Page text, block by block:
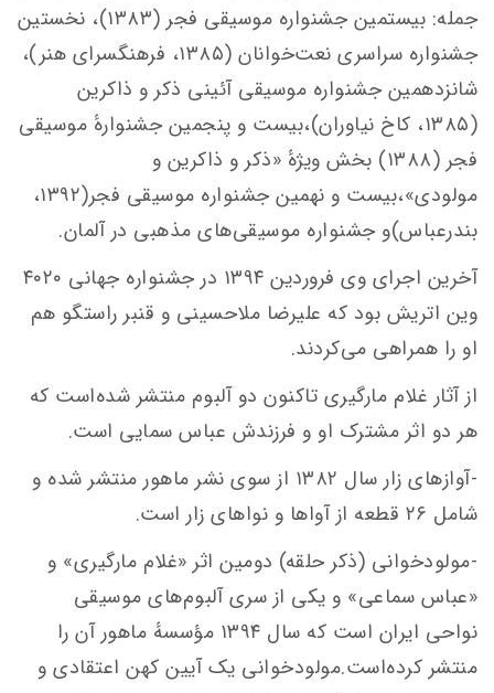
جمله: بیستمین جشنواره موسیقی فجر (۱۳۸۳)، نخستین
جشنواره سراسری نعت‌خوانان (۱۳۸۵، فرهنگسرای هنر)،
شانزدهمین جشنواره موسیقی آئینی ذکر و ذاکرین
(۱۳۸۵، کاخ نیاوران)،بیست و پنجمین جشنوارهٔ موسیقی
فجر (۱۳۸۸) بخش ویژهٔ «ذکر و ذاکرین و
مولودی»،بیست و نهمین جشنواره موسیقی فجر(۱۳۹۲،
بندرعباس)و جشنواره موسیقی‌های مذهبی در آلمان.
آخرین اجرای وی فروردین ۱۳۹۴ در جشنواره جهانی ۴۰۲۰
وین اتریش بود که علیرضا ملاحسینی و قنبر راستگو هم
او را همراهی می‌کردند.
از آثار غلام مارگیری تاکنون دو آلبوم منتشر شده‌است که
هر دو اثر مشترک او و فرزندش عباس سمایی است.
-آوازهای زار سال ۱۳۸۲ از سوی نشر ماهور منتشر شده و
شامل ۲۶ قطعه از آواها و نواهای زار است.
-مولودخوانی (ذکر حلقه) دومین اثر «غلام مارگیری» و
«عباس سماعی» و یکی از سری آلبوم‌های موسیقی
نواحی ایران است که سال ۱۳۹۴ مؤسسهٔ ماهور آن را
منتشر کرده‌است.مولودخوانی یک آیین کهن اعتقادی و